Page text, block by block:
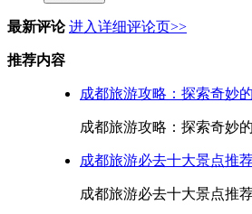
最新评论 进入详细评论页>>
推荐内容
成都旅游攻略：探索奇妙
成都旅游攻略：探索奇妙
成都旅游必去十大景点推
成都旅游必去十大景点推